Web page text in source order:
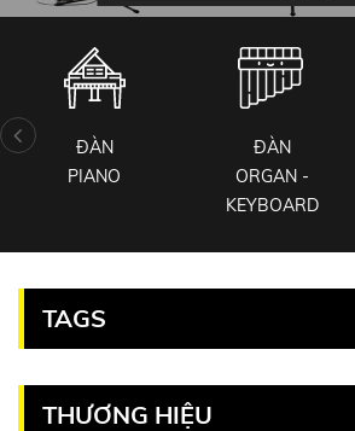
ĐÀN
PIANO
ĐÀN
ORGAN -
KEYBOARD
TAGS
THƯƠNG HIỆU